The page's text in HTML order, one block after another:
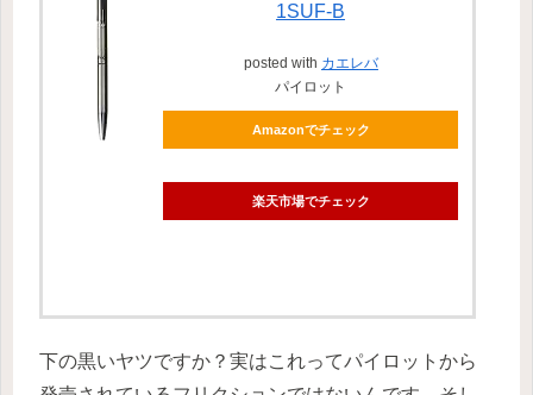
1SUF-B
posted with カエレバ
パイロット
Amazonでチェック
楽天市場でチェック
下の黒いヤツですか？実はこれってパイロットから